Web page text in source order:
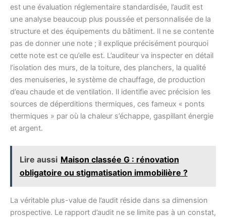
est une évaluation réglementaire standardisée, l’audit est
une analyse beaucoup plus poussée et personnalisée de la
structure et des équipements du bâtiment. Il ne se contente
pas de donner une note ; il explique précisément pourquoi
cette note est ce qu’elle est. L’auditeur va inspecter en détail
l’isolation des murs, de la toiture, des planchers, la qualité
des menuiseries, le système de chauffage, de production
d’eau chaude et de ventilation. Il identifie avec précision les
sources de déperditions thermiques, ces fameux « ponts
thermiques » par où la chaleur s’échappe, gaspillant énergie
et argent.
Lire aussi Maison classée G : rénovation
obligatoire ou stigmatisation immobilière ?
La véritable plus-value de l’audit réside dans sa dimension
prospective. Le rapport d’audit ne se limite pas à un constat,